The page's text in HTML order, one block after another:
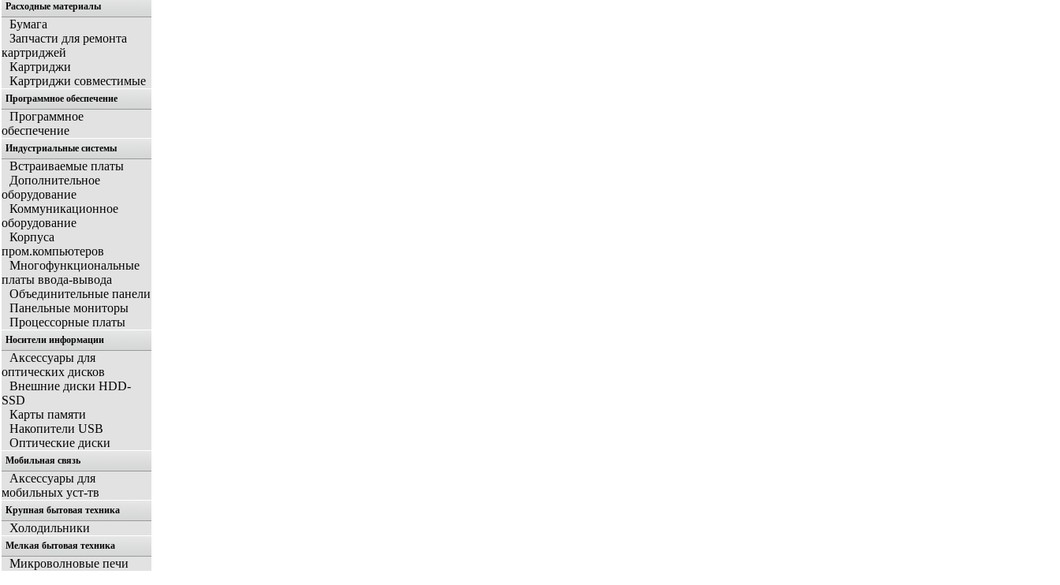
Расходные материалы
Бумага
Запчасти для ремонта
картриджей
Картриджи
Картриджи совместимые
Программное обеспечение
Программное
обеспечение
Индустриальные системы
Встраиваемые платы
Дополнительное
оборудование
Коммуникационное
оборудование
Корпуса
пром.компьютеров
Многофункциональные
платы ввода-вывода
Объединительные панели
Панельные мониторы
Процессорные платы
Носители информации
Аксессуары для
оптических дисков
Внешние диски HDD-
SSD
Карты памяти
Накопители USB
Оптические диски
Мобильная связь
Аксессуары для
мобильных уст-тв
Крупная бытовая техника
Холодильники
Мелкая бытовая техника
Микроволновые печи